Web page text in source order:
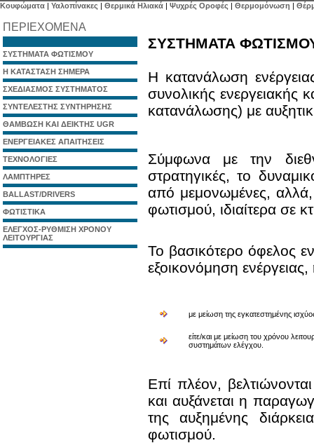
Κουφώματα | Υαλοπίνακες | Θερμικά Ηλιακά | Ψυχρές Οροφές | Θερμομόνωση |
ΠΕΡΙΕΧΟΜΕΝΑ
ΣΥΣΤΗΜΑΤΑ ΦΩΤΙΣΜΟΥ
Η ΚΑΤΑΣΤΑΣΗ ΣΗΜΕΡΑ
ΣΧΕΔΙΑΣΜΟΣ ΣΥΣΤΗΜΑΤΟΣ
ΣΥΝΤΕΛΕΣΤΗΣ ΣΥΝΤΗΡΗΣΗΣ
ΘΑΜΒΩΣΗ ΚΑΙ ΔΕΙΚΤΗΣ UGR
ΕΝΕΡΓΕΙΑΚΕΣ ΑΠΑΙΤΗΣΕΙΣ
ΤΕΧΝΟΛΟΓΙΕΣ
ΛΑΜΠΤΗΡΕΣ
BALLAST/DRIVERS
ΦΩΤΙΣΤΙΚΑ
ΕΛΕΓΧΟΣ-ΡΥΘΜΙΣΗ ΧΡΟΝΟΥ
ΛΕΙΤΟΥΡΓΙΑΣ
ΣΥΣΤΗΜΑΤΑ
Η κατανάλωση
συνολικής ενεργειακής
κατανάλωσης) με
Σύμφωνα με την
στρατηγικές, το
από μεμονωμένες,
φωτισμού, ιδιαίτερα σε
Το βασικότερο όφελος
εξοικονόμηση ενέργειας,
με μείωση της εγκατεστημένης
είτε/και με μείωση του χρόνου
συστημάτων ελέγχου.
Επί πλέον,
και αυξάνεται η
της αυξημένης
φωτισμού.